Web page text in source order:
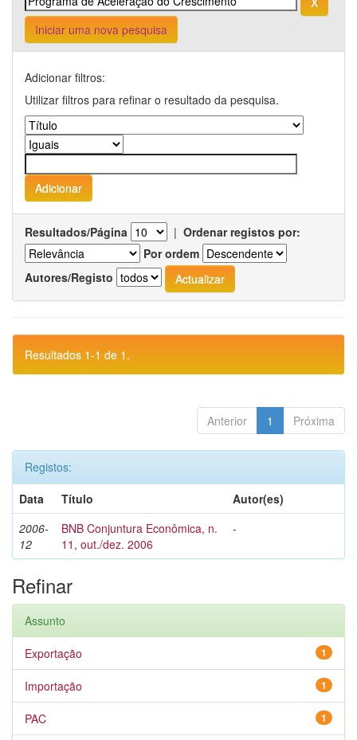
Iniciar uma nova pesquisa
Adicionar filtros:
Utilizar filtros para refinar o resultado da pesquisa.
Resultados/Página | Ordenar registos por:
Por ordem
Autores/Registo
Resultados 1-1 de 1.
Anterior 1 Próxima
Registos:
Data
Título
Autor(es)
2006-
12
BNB Conjuntura Econômica, n.
11, out./dez. 2006
-
Refinar
Assunto
1
Exportação
1
Importação
1
PAC